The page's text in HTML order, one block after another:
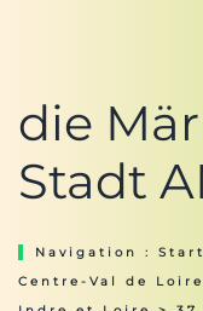
die
Stadt
Navigation :
Centre-Val de Loire